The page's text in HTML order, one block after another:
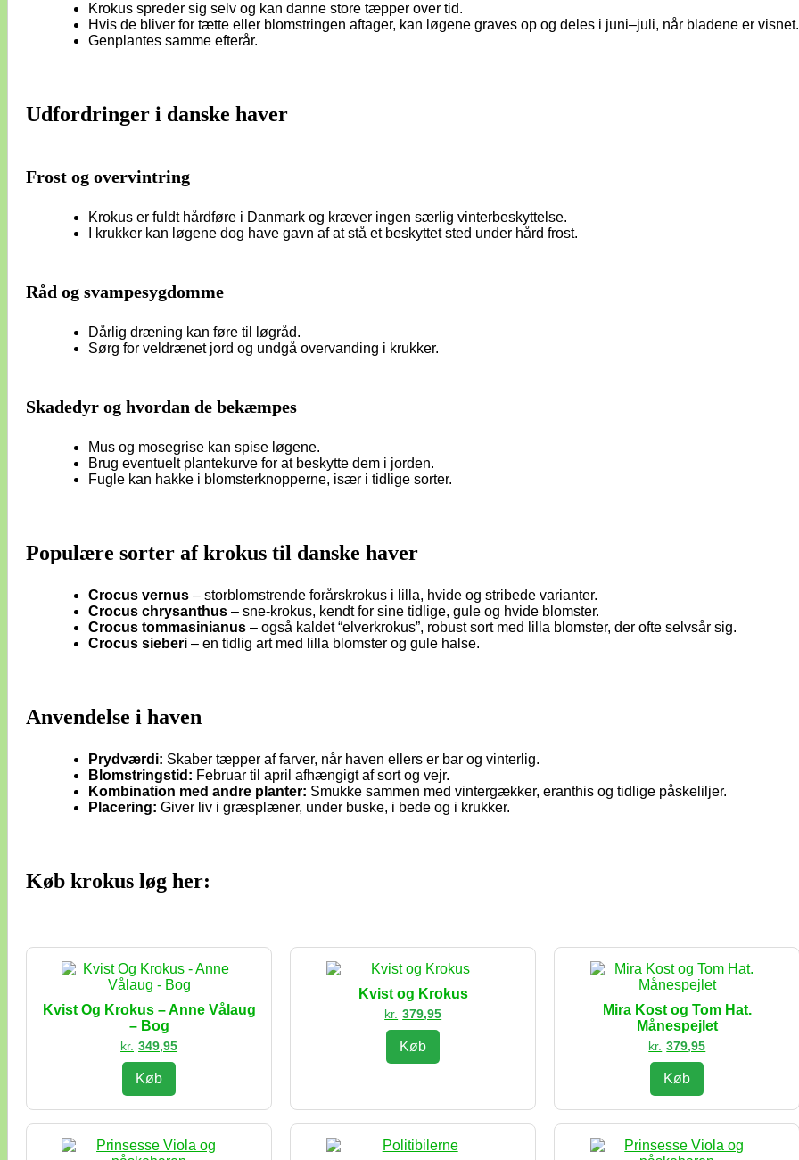
Krokus spreder sig selv og kan danne store tæpper over tid.
Hvis de bliver for tætte eller blomstringen aftager, kan løgene graves op og deles i juni–juli, når bladene er visnet.
Genplantes samme efterår.
Udfordringer i danske haver
Frost og overvintring
Krokus er fuldt hårdføre i Danmark og kræver ingen særlig vinterbeskyttelse.
I krukker kan løgene dog have gavn af at stå et beskyttet sted under hård frost.
Råd og svampesygdomme
Dårlig dræning kan føre til løgråd.
Sørg for veldrænet jord og undgå overvanding i krukker.
Skadedyr og hvordan de bekæmpes
Mus og mosegrise kan spise løgene.
Brug eventuelt plantekurve for at beskytte dem i jorden.
Fugle kan hakke i blomsterknopperne, især i tidlige sorter.
Populære sorter af krokus til danske haver
Crocus vernus – storblomstrende forårskrokus i lilla, hvide og stribede varianter.
Crocus chrysanthus – sne-krokus, kendt for sine tidlige, gule og hvide blomster.
Crocus tommasinianus – også kaldet “elverkrokus”, robust sort med lilla blomster, der ofte selvsår sig.
Crocus sieberi – en tidlig art med lilla blomster og gule halse.
Anvendelse i haven
Prydværdi: Skaber tæpper af farver, når haven ellers er bar og vinterlig.
Blomstringstid: Februar til april afhængigt af sort og vejr.
Kombination med andre planter: Smukke sammen med vintergækker, eranthis og tidlige påskeliljer.
Placering: Giver liv i græsplæner, under buske, i bede og i krukker.
Køb krokus løg her:
Kvist Og Krokus – Anne Vålaug
– Bog
kr. 349,95
Køb
Kvist og Krokus
kr. 379,95
Køb
Mira Kost og Tom Hat.
Månespejlet
kr. 379,95
Køb